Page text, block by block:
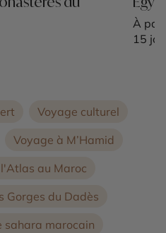
À
15
Voyage culturel
Voyage à M’Hamid
au Maroc
Gorges du Dadès
sahara marocain